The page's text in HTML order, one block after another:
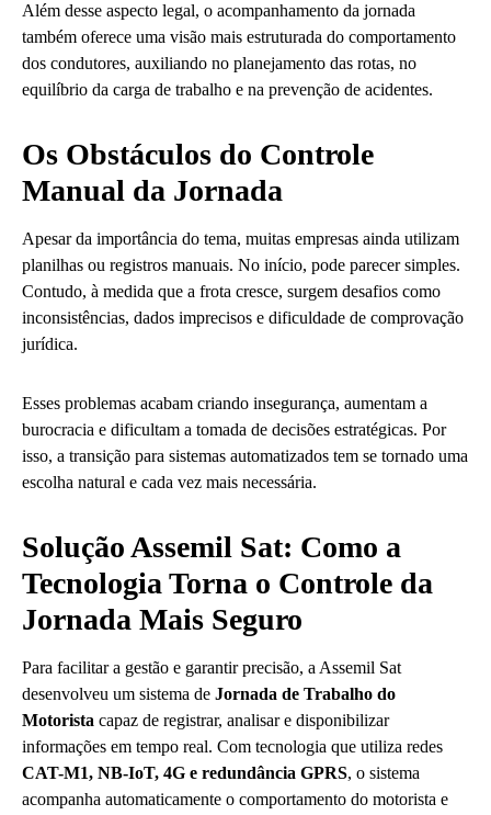
Além desse aspecto legal, o acompanhamento da jornada
também oferece uma visão mais estruturada do comportamento
dos condutores, auxiliando no planejamento das rotas, no
equilíbrio da carga de trabalho e na prevenção de acidentes.
Os Obstáculos do Controle
Manual da Jornada
Apesar da importância do tema, muitas empresas ainda utilizam
planilhas ou registros manuais. No início, pode parecer simples.
Contudo, à medida que a frota cresce, surgem desafios como
inconsistências, dados imprecisos e dificuldade de comprovação
jurídica.
Esses problemas acabam criando insegurança, aumentam a
burocracia e dificultam a tomada de decisões estratégicas. Por
isso, a transição para sistemas automatizados tem se tornado uma
escolha natural e cada vez mais necessária.
Solução Assemil Sat: Como a
Tecnologia Torna o Controle da
Jornada Mais Seguro
Para facilitar a gestão e garantir precisão, a Assemil Sat
desenvolveu um sistema de Jornada de Trabalho do
Motorista capaz de registrar, analisar e disponibilizar
informações em tempo real. Com tecnologia que utiliza redes
CAT-M1, NB-IoT, 4G e redundância GPRS, o sistema
acompanha automaticamente o comportamento do motorista e